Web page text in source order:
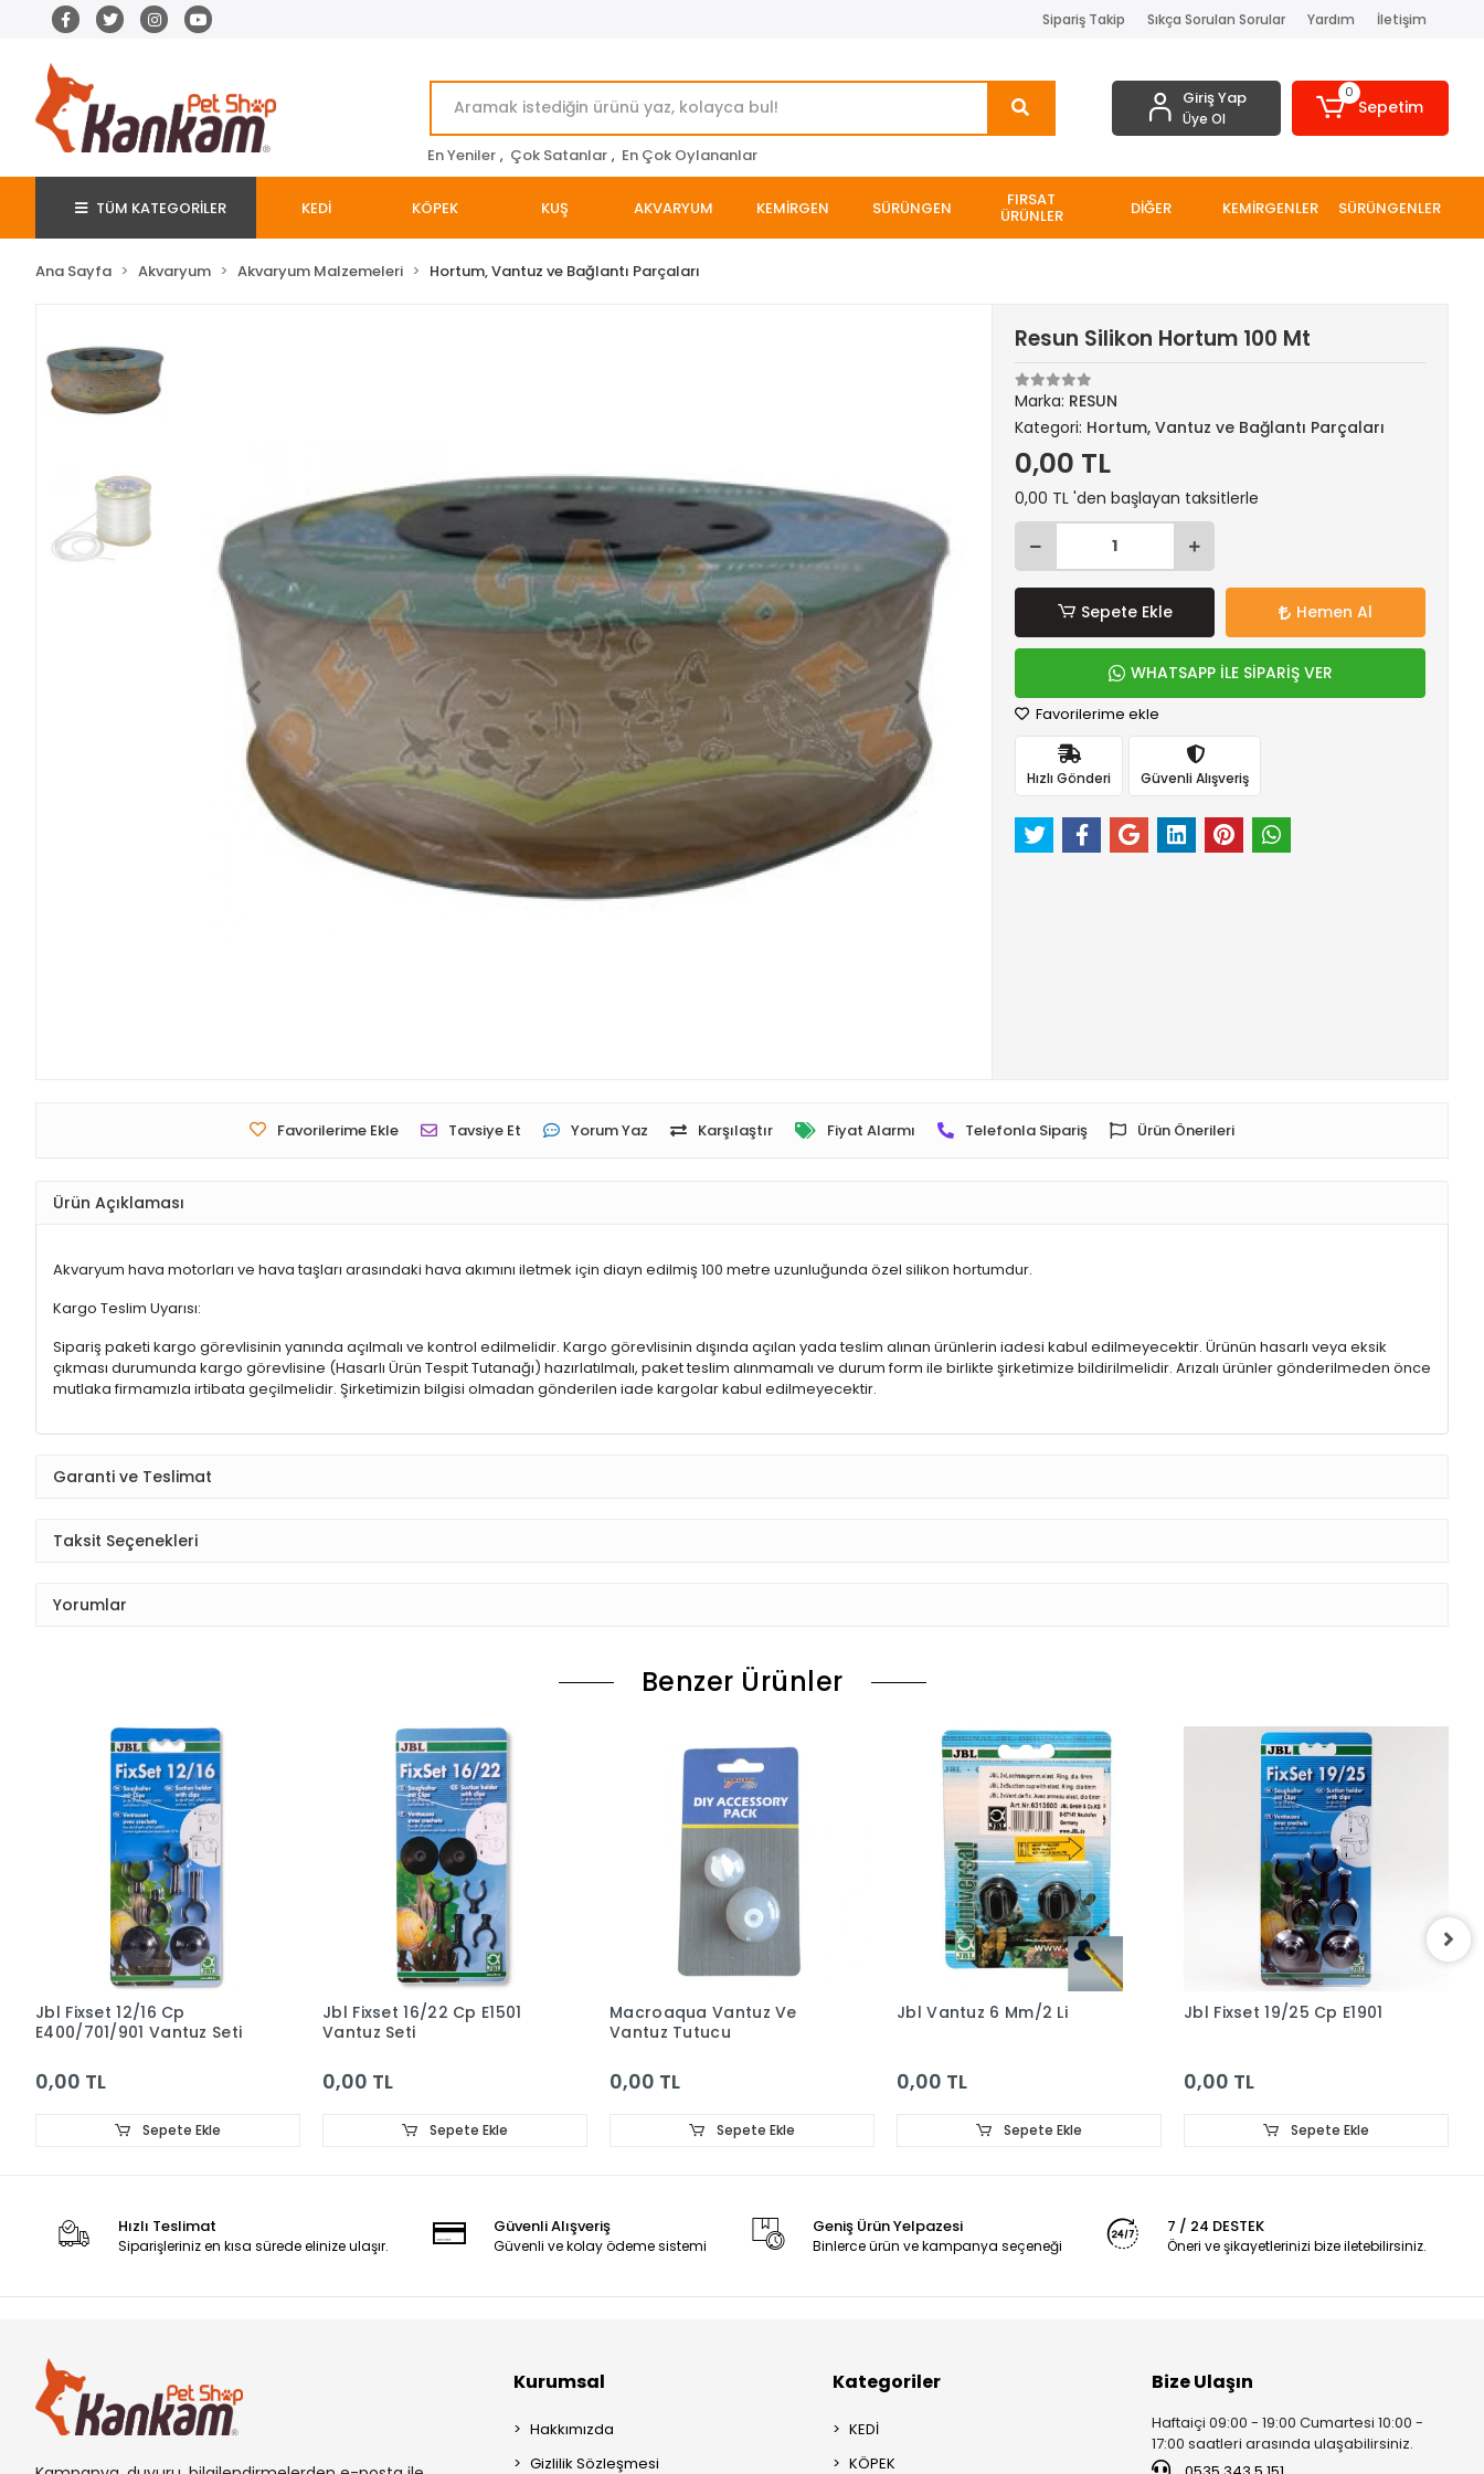
Sipariş Takip Sıkça Sorulan Sorular Yardım İletişim
En Yeniler , Çok Satanlar , En Çok Oylananlar
Giriş Yap
Üye Ol
0
Sepetim
TÜM KATEGORİLER KEDİ KÖPEK KUŞ AKVARYUM KEMİRGEN SÜRÜNGEN FIRSAT
ÜRÜNLER DİĞER KEMİRGENLER SÜRÜNGENLER
Ana Sayfa Akvaryum Akvaryum Malzemeleri Hortum, Vantuz ve Bağlantı Parçaları
Resun Silikon Hortum 100 Mt
Marka: RESUN
Kategori: Hortum, Vantuz ve Bağlantı Parçaları
0,00 TL
0,00 TL 'den başlayan taksitlerle
Sepete Ekle Hemen Al
WHATSAPP İLE SİPARİŞ VER
Favorilerime ekle
Hızlı Gönderi Güvenli Alışveriş
Favorilerime Ekle Tavsiye Et Yorum Yaz Karşılaştır Fiyat Alarmı Telefonla Sipariş Ürün Önerileri
Ürün Açıklaması
Akvaryum hava motorları ve hava taşları arasındaki hava akımını iletmek için diayn edilmiş 100 metre uzunluğunda özel silikon hortumdur.
Kargo Teslim Uyarısı:
Sipariş paketi kargo görevlisinin yanında açılmalı ve kontrol edilmelidir. Kargo görevlisinin dışında açılan yada teslim alınan ürünlerin iadesi kabul edilmeyecektir. Ürünün hasarlı veya eksik
çıkması durumunda kargo görevlisine (Hasarlı Ürün Tespit Tutanağı) hazırlatılmalı, paket teslim alınmamalı ve durum form ile birlikte şirketimize bildirilmelidir. Arızalı ürünler gönderilmeden önce
mutlaka firmamızla irtibata geçilmelidir. Şirketimizin bilgisi olmadan gönderilen iade kargolar kabul edilmeyecektir.
Garanti ve Teslimat
Taksit Seçenekleri
Yorumlar
Benzer Ürünler
Jbl Fixset 12/16 Cp
E400/701/901 Vantuz Seti
0,00 TL
Sepete Ekle
Jbl Fixset 16/22 Cp E1501
Vantuz Seti
0,00 TL
Sepete Ekle
Macroaqua Vantuz Ve
Vantuz Tutucu
0,00 TL
Sepete Ekle
Jbl Vantuz 6 Mm/2 Li
0,00 TL
Sepete Ekle
Jbl Fixset 19/25 Cp E1901
0,00 TL
Sepete Ekle
Hızlı Teslimat
Siparişleriniz en kısa sürede elinize ulaşır.
Güvenli Alışveriş
Güvenli ve kolay ödeme sistemi
Geniş Ürün Yelpazesi
Binlerce ürün ve kampanya seçeneği
7 / 24 DESTEK
Öneri ve şikayetlerinizi bize iletebilirsiniz.
Kurumsal
Hakkımızda
Gizlilik Sözleşmesi
Kategoriler
KEDİ
KÖPEK
Bize Ulaşın
Haftaiçi 09:00 - 19:00 Cumartesi 10:00 -
17:00 saatleri arasında ulaşabilirsiniz.